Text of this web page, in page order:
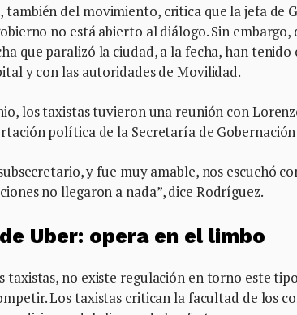
también del movimiento, critica que la jefa de
no está abierto al diálogo. Sin
que paralizó la ciudad, a la fecha, han
y con las autoridades de Movilidad.
los taxistas tuvieron una reunión con
política de la Secretaría de
y fue muy amable, nos escuchó
no llegaron a nada”, dice Rodríguez.
Uber: opera en el limbo
taxistas, no existe regulación en torno este
Los taxistas critican la facultad de los